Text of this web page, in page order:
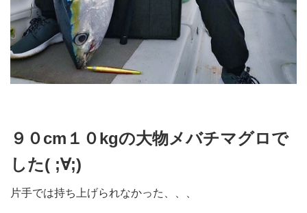
９０cm１０kgの大物メバチマグロで
した( ;∀;)
片手では持ち上げられなかった、、、